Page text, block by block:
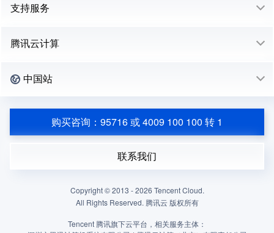
支持服务
腾讯云计算
中国站
购买咨询：95716 或 4009 100 100 转 1
联系我们
Copyright © 2013 -2026 Tencent Cloud.
All Rights Reserved. 腾讯云 版权所有
Tencent 腾讯旗下云平台，相关服务主体：